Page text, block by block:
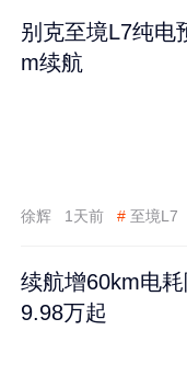
别克至境L7纯电
m续航
徐辉 1天前 # 至境L7
续航增60km电
9.98万起